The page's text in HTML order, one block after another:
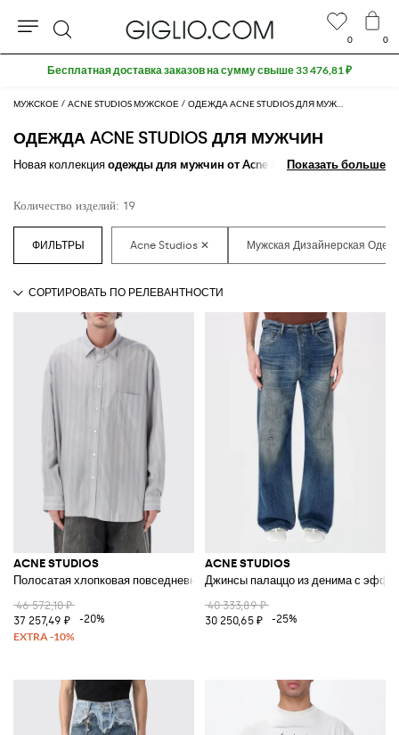
МУЖСКОЕ ACNE STUDIOS МУЖСКОЕ
ОДЕЖДА ACNE STUDIOS ДЛЯ МУЖЧИН
Новая коллекцияодежды для мужчин от Acne Studiosв нашем
образа до строгой классики, Вы обязательно найдете то, что ищите.
Узнайте больше о том, как
купить мужскую одежду от Acne Studios
Показать больше
Показать больше
Количество изделий: 19
ACNE STUDIOS
Полосатая хлопковая повседневная рубашка
46 572,10 ₽
37 257,49 ₽
-20%
ACNE STUDIOS
Джинсы палаццо из денима с
40 333,89 ₽
30 250,65 ₽
-25%
0 0
Поиск
Бесплатная доставка заказов на сумму свыше 33 476,81 ₽